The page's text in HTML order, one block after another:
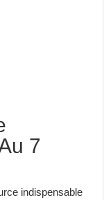
7
indispensable